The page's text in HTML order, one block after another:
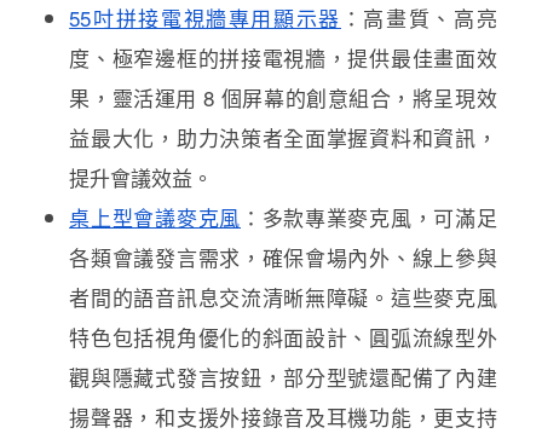
55吋拼接電視牆專用顯示器 ：高畫質、高亮
度、極窄邊框的拼接電視牆，提供最佳畫面效
果，靈活運用 8 個屏幕的創意組合，將呈現效
益最大化，助力決策者全面掌握資料和資訊，
提升會議效益。
桌上型會議麥克風 ：多款專業麥克風，可滿足
各類會議發言需求，確保會場內外、線上參與
者間的語音訊息交流清晰無障礙。這些麥克風
特色包括視角優化的斜面設計、圓弧流線型外
觀與隱藏式發言按鈕，部分型號還配備了內建
揚聲器，和支援外接錄音及耳機功能，更支持